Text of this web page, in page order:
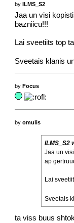
byILMS_S2
Jaa un visi
bazniicu!!!
Lai sveetiits top
Sveetais klanis
byFocus
byomulis
ILMS_S2
Jaa un
ap
Lai
Sveetais
ta viss buus